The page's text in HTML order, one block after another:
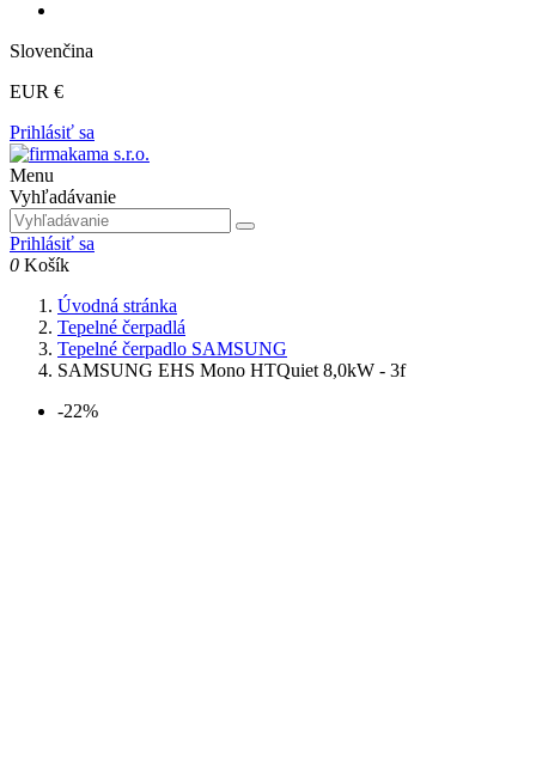
Slovenčina
EUR €
Prihlásiť sa
Menu
Vyhľadávanie
Prihlásiť sa
0 Košík
Úvodná stránka
Tepelné čerpadlá
Tepelné čerpadlo SAMSUNG
SAMSUNG EHS Mono HTQuiet 8,0kW - 3f
-22%